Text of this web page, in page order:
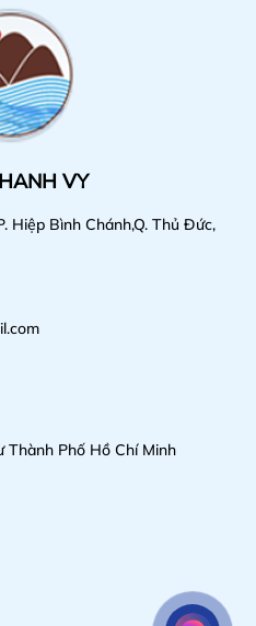
VY
Hiệp Bình Chánh,Q. Thủ Đức,
Thành Phố Hồ Chí Minh